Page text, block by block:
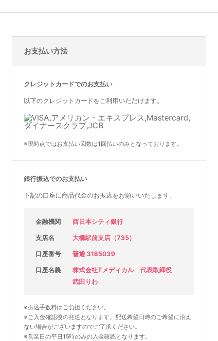
お支払い方法
クレジットカードでのお支払い
以下のクレジットカードをご利用いただけます。
※現時点ではお支払い回数は1回払いのみとなっております。
銀行振込でのお支払い
下記の口座に商品代金のお振込をお願いいたします。
金融機関 西日本シティ銀行
支店名 大橋駅前支店（735）
口座番号 普通 3185039
口座名義
株式会社Tメディカル 代表取締役
武田りわ
※振込手数料はご負担ください。
※ご入金確認後の発送となります。配送希望日時のご希望に沿え
ない場合がございますのでご了承ください。
※営業日の平日15時のみの入金確認となります。